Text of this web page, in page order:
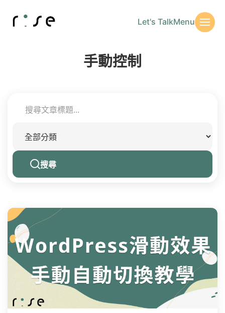
Let's TalkMenu
手動控制
搜尋